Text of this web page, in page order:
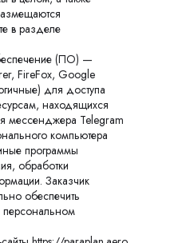
в разделе
(ПО) —
FireFox, Google
для доступа
находящихся
мессенджера Telegram
компьютера
программы
обработки
Заказчик
обеспечить